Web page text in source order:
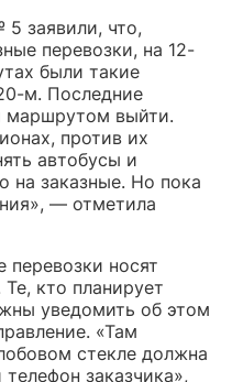
заявили, что,
перевозки, на 12-
были такие
м. Последние
маршрутом выйти.
против их
автобусы и
на заказные. Но пока
— отметила
перевозки носят
кто планирует
уведомить об этом
«Там
стекле должна
заказчика»,